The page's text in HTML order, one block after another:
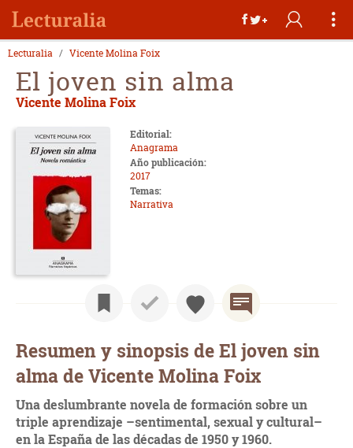
Lecturalia Vicente Molina Foix
El joven sin alma
Vicente Molina Foix
Editorial:
Anagrama
Año publicación:
2017
Temas:
Narrativa
Resumen y sinopsis de El joven sin
alma de Vicente Molina Foix
Una deslumbrante novela de formación sobre un
triple aprendizaje –sentimental, sexual y cultural–
en la España de las décadas de 1950 y 1960.